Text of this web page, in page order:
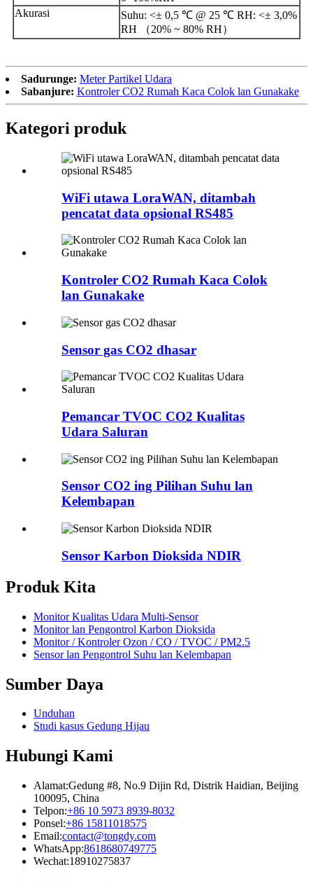
Akurasi
Suhu: <± 0,5 ℃ @ 25 ℃ RH: <± 3,0%
RH （20% ~ 80% RH）
Sadurunge: Meter Partikel Udara
Sabanjure: Kontroler CO2 Rumah Kaca Colok lan Gunakake
Kategori produk
WiFi utawa LoraWAN, ditambah
pencatat data opsional RS485
Kontroler CO2 Rumah Kaca Colok
lan Gunakake
Sensor gas CO2 dhasar
Pemancar TVOC CO2 Kualitas
Udara Saluran
Sensor CO2 ing Pilihan Suhu lan
Kelembapan
Sensor Karbon Dioksida NDIR
Produk Kita
Monitor Kualitas Udara Multi-Sensor
Monitor lan Pengontrol Karbon Dioksida
Monitor / Kontroler Ozon / CO / TVOC / PM2.5
Sensor lan Pengontrol Suhu lan Kelembapan
Sumber Daya
Unduhan
Studi kasus Gedung Hijau
Hubungi Kami
Alamat:Gedung #8, No.9 Dijin Rd, Distrik Haidian, Beijing
100095, China
Telpon:+86 10 5973 8939-8032
Ponsel:+86 15811018575
Email:contact@tongdy.com
WhatsApp:8618680749775
Wechat:18910275837